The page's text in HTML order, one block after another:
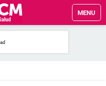
MENU